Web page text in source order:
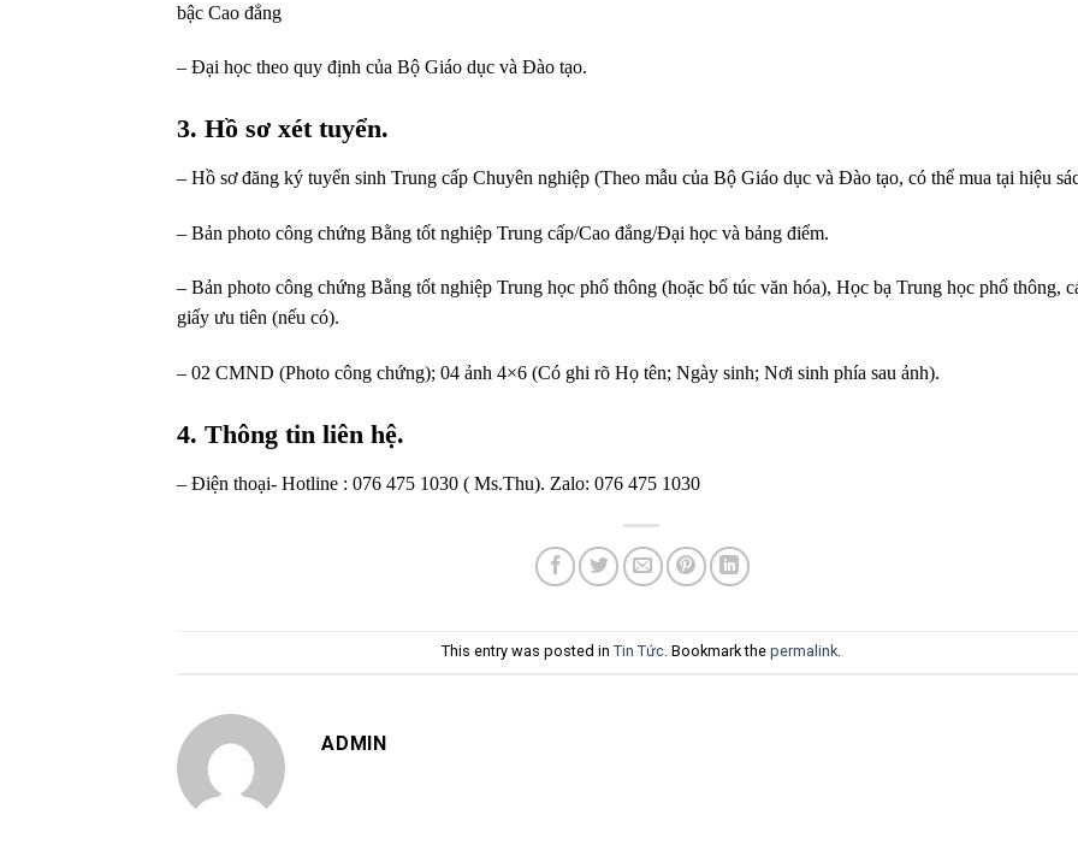
bậc Cao đẳng
– Đại học theo quy định của Bộ Giáo dục và Đào tạo.
3. Hồ sơ xét tuyển.
– Hồ sơ đăng ký tuyển sinh Trung cấp Chuyên nghiệp (Theo mẫu của Bộ Giáo dục và Đào tạo, có thể mua tại hiệu
– Bản photo công chứng Bằng tốt nghiệp Trung cấp/Cao đẳng/Đại học và bảng điểm.
– Bản photo công chứng Bằng tốt nghiệp Trung học phổ thông (hoặc bổ túc văn hóa), Học bạ Trung học phổ thông,
giấy ưu tiên (nếu có).
– 02 CMND (Photo công chứng); 04 ảnh 4×6 (Có ghi rõ Họ tên; Ngày sinh; Nơi sinh phía sau ảnh).
4. Thông tin liên hệ.
– Điện thoại- Hotline : 076 475 1030 ( Ms.Thu). Zalo: 076 475 1030
This entry was posted inTin Tức. Bookmark thepermalink.
ADMIN